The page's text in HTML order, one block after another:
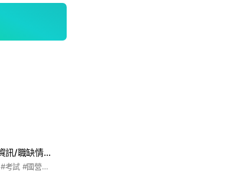
公職國考討論-最新考試資訊/職缺情報/經驗分享
#公職 #高普考 #國考 #特考 #考試 #國營事業考試 #警察特考 #歷屆題庫 #職缺 #職缺討論 #二手書 #經驗分享 #護理師 #一般行政 #專技高考